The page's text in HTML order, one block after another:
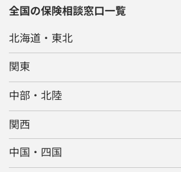
全国の保険相談窓口一覧
北海道・東北
関東
中部・北陸
関西
中国・四国